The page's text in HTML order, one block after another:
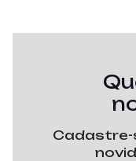
Cadastre-